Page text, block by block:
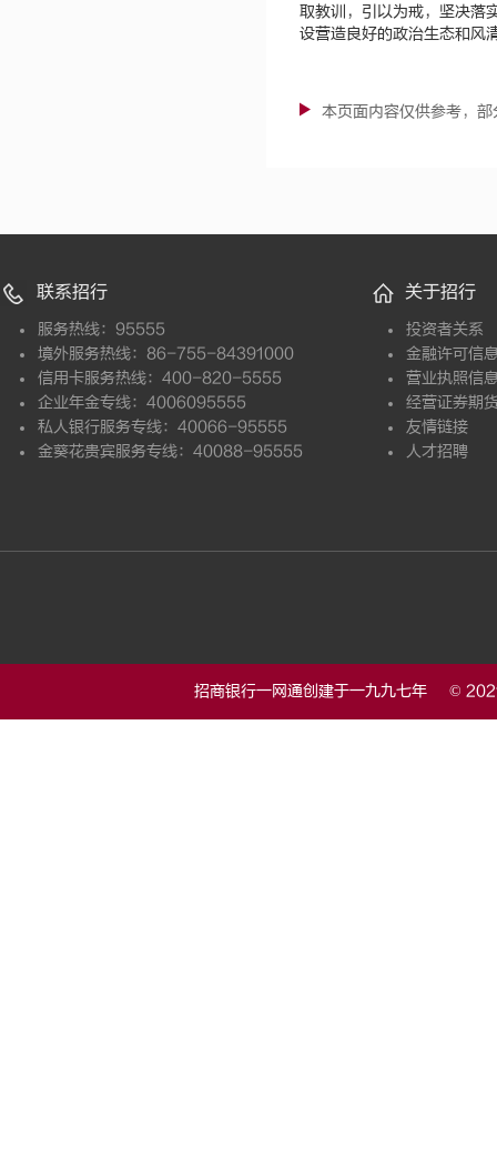
取教训，引以为戒，坚决落
设营造良好的政治生态和风
本页面内容仅供参考，
联系招行
服务热线：95555
境外服务热线：86-755-84391000
信用卡服务热线：400-820-5555
企业年金专线：4006095555
私人银行服务专线：40066-95555
金葵花贵宾服务专线：40088-95555
关于招行
投资者关系
金融许可信
营业执照信
经营证券期
友情链接
人才招聘
招商银行一网通创建于一九九七年 ©